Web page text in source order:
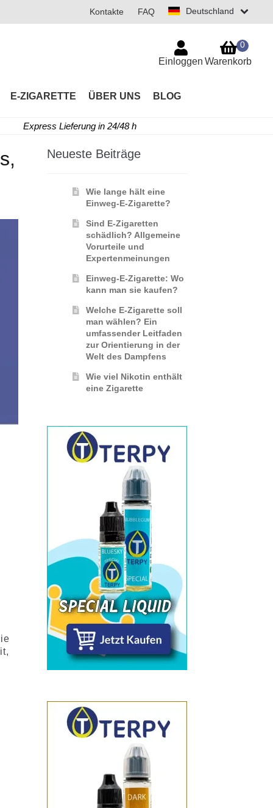
Deutschland
Kontakte FAQ
E-ZIGARETTE ÜBER UNS BLOG
Einloggen Warenkorb
0
Express Lieferung in 24/48 h
Neueste Beiträge
Wie lange hält eine
Einweg-E-Zigarette?
Sind E-Zigaretten
schädlich? Allgemeine
Vorurteile und
Expertenmeinungen
Einweg-E-Zigarette: Wo
kann man sie kaufen?
Welche E-Zigarette soll
man wählen? Ein
umfassender Leitfaden
zur Orientierung in der
Welt des Dampfens
Wie viel Nikotin enthält
eine Zigarette